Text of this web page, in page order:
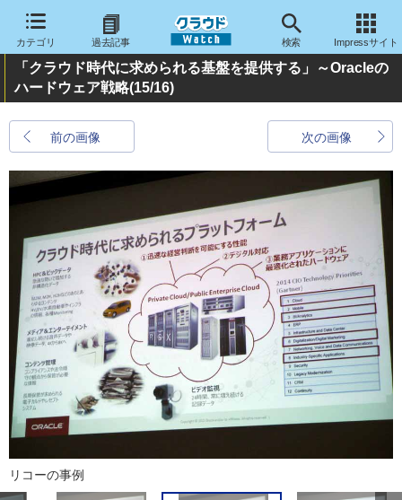
カテゴリ 過去記事 検索 Impressサイト
「クラウド時代に求められる基盤を提供する」～Oracleの
ハードウェア戦略(15/16)
前の画像 次の画像
リコーの事例